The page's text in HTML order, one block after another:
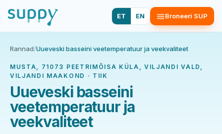
ET EN Broneeri SUP
Rannad/Uueveski basseini veetemperatuur ja veekvaliteet
MUSTA, 71073 PEETRIMÕISA KÜLA, VILJANDI VALD,
VILJANDI MAAKOND · TIIK
Uueveski basseini
veetemperatuur ja
veekvaliteet